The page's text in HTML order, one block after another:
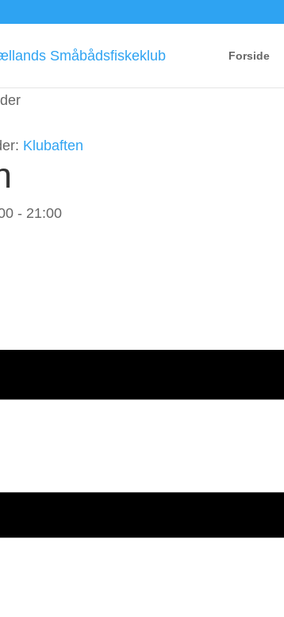
Forside
Klubaften
- 21:00